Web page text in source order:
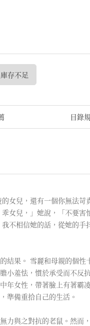
庫存不足
目錄
女兒，還有一個你無法苛
女兒，」她說，「不要害
不相信她的話，從她的手
結果。 雪麗和母親的個性
小羞怯，慣於承受而不反
年女性，帶著臉上有著霸
準備重拾自己的生活。
力與之對抗的老鼠。然而